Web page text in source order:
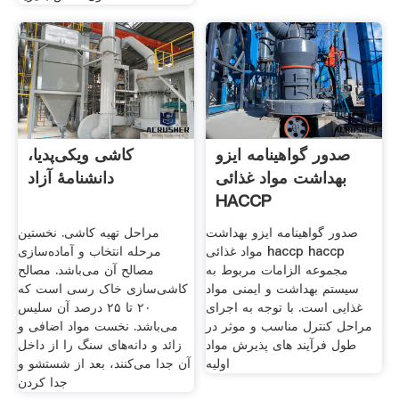
کاشی ویکی‌پدیا،
دانشنامهٔ آزاد
مراحل تهیه کاشی. نخستین
مرحله انتخاب و آماده‌سازی
مصالح آن می‌باشد. مصالح
کاشی‌سازی خاک رسی است که
۲۰ تا ۲۵ درصد آن سلیس
می‌باشد. نخست مواد اضافی و
زائد و دانه‌های سنگ را از داخل
آن جدا می‌کنند، بعد از شستشو و
جدا کردن
صدور گواهینامه ایزو
بهداشت مواد غذائی
HACCP
صدور گواهینامه ایزو بهداشت
مواد غذائی haccp haccp
مجموعه الزامات مربوط به
سیستم بهداشت و ایمنی مواد
غذایی است. با توجه به اجرای
مراحل کنترل مناسب و موثر در
طول فرآیند های پذیرش مواد
اولیه